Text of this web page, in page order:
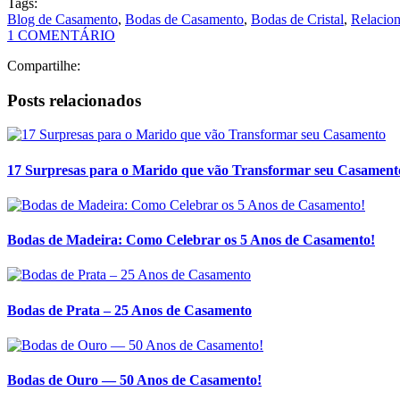
Blog de Casamento
1 COMENTÁRIO
Posts relacionados